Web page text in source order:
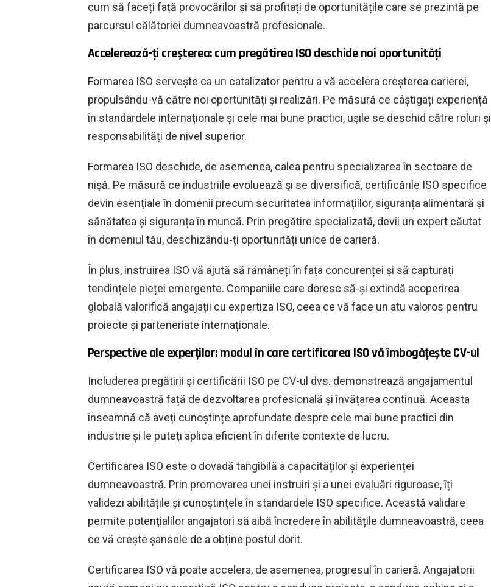
cum să faceți față provocărilor și să profitați de oportunitățile care se prezintă pe
parcursul călătoriei dumneavoastră profesionale.
Accelerează-ți creșterea: cum pregătirea ISO deschide noi oportunități
Formarea ISO servește ca un catalizator pentru a vă accelera creșterea carierei,
propulsându-vă către noi oportunități și realizări. Pe măsură ce câștigați experiență
în standardele internaționale și cele mai bune practici, ușile se deschid către roluri și
responsabilități de nivel superior.
Formarea ISO deschide, de asemenea, calea pentru specializarea în sectoare de
nișă. Pe măsură ce industriile evoluează și se diversifică, certificările ISO specifice
devin esențiale în domenii precum securitatea informațiilor, siguranța alimentară și
sănătatea și siguranța în muncă. Prin pregătire specializată, devii un expert căutat
în domeniul tău, deschizându-ți oportunități unice de carieră.
În plus, instruirea ISO vă ajută să rămâneți în fața concurenței și să capturați
tendințele pieței emergente. Companiile care doresc să-și extindă acoperirea
globală valorifică angajații cu expertiza ISO, ceea ce vă face un atu valoros pentru
proiecte și parteneriate internaționale.
Perspective ale experților: modul în care certificarea ISO vă îmbogățește CV-ul
Includerea pregătirii și certificării ISO pe CV-ul dvs. demonstrează angajamentul
dumneavoastră față de dezvoltarea profesională și învățarea continuă. Aceasta
înseamnă că aveți cunoștințe aprofundate despre cele mai bune practici din
industrie și le puteți aplica eficient în diferite contexte de lucru.
Certificarea ISO este o dovadă tangibilă a capacităților și experienței
dumneavoastră. Prin promovarea unei instruiri și a unei evaluări riguroase, îți
validezi abilitățile și cunoștințele în standardele ISO specifice. Această validare
permite potențialilor angajatori să aibă încredere în abilitățile dumneavoastră, ceea
ce vă crește șansele de a obține postul dorit.
Certificarea ISO vă poate accelera, de asemenea, progresul în carieră. Angajatorii